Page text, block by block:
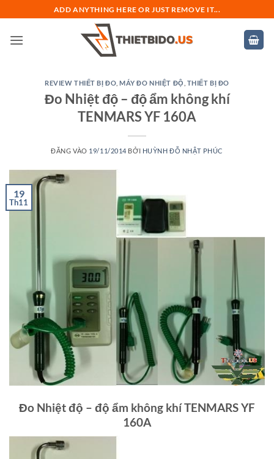
qua
nội
ADD ANYTHING HERE OR JUST REMOVE IT...
REVIEW THIẾT BỊ ĐO ,MÁY ĐO NHIỆT ĐỘ THIẾT BỊ ĐO
Đo Nhiệt độ – độ ẩm không khí
TENMARS YF 160A
ĐĂNG VÀO 19/11/2014 BỞI HUỲNH ĐỖ NHẬT PHÚC
19
Th11
Đo Nhiệt độ – độ ẩm không khí TENMARS YF
160A